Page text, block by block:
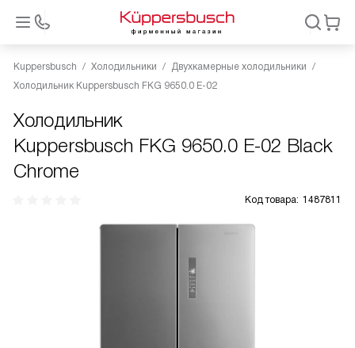
Kuppersbusch Холодильники
Двухкамерные холодильники
Холодильник Kuppersbusch FKG 9650.0 E-02
Холодильник
Kuppersbusch FKG 9650.0 E-02 Black
Chrome
Код товара: 1487811